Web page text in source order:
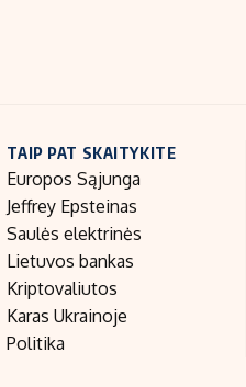
TAIP PAT SKAITYKITE
Europos Sąjunga
Jeffrey Epsteinas
Saulės elektrinės
Lietuvos bankas
Kriptovaliutos
Karas Ukrainoje
Politika